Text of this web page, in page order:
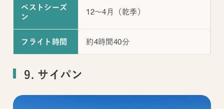
ベストシーズ
ン
12～4月（乾季）
フライト時間 約4時間40分
9. サイパン